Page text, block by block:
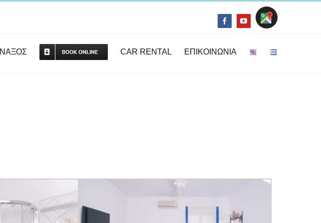
FacebookYouTube
Location
ΝΑΞΟΣ BOOK ONLINE CAR RENTAL ΕΠΙΚΟΙΝΩΝΙΑ